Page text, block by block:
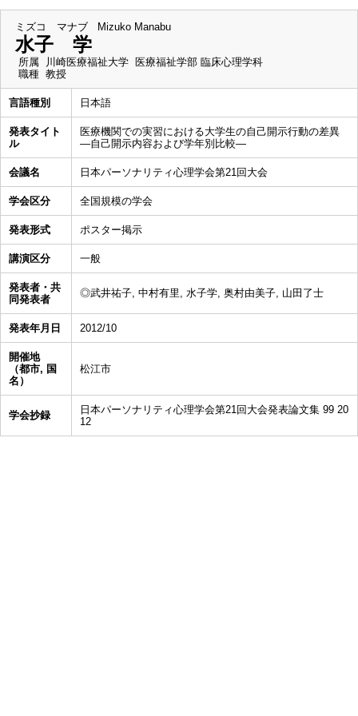
ミズコ マナブ Mizuko Manabu
水子 学
所属
川崎医療福祉大学 医療福祉学部 臨床心理学科
職種 教授
言語種別 日本語
発表タイト
ル
医療機関での実習における大学生の自己開示行動の差異
―自己開示内容および学年別比較―
会議名 日本パーソナリティ心理学会第21回大会
学会区分 全国規模の学会
発表形式 ポスター掲示
講演区分 一般
発表者・共
同発表者
◎武井祐子, 中村有里, 水子学, 奥村由美子, 山田了士
発表年月日 2012/10
開催地
（都市, 国
名）
松江市
学会抄録
日本パーソナリティ心理学会第21回大会発表論文集 99 20
12